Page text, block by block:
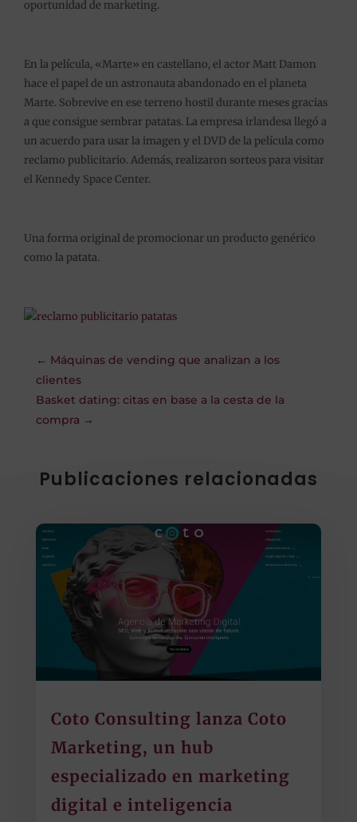
oportunidad de marketing.
En la película, «Marte» en castellano, el actor Matt Damon
hace el papel de un astronauta abandonado en el planeta
Marte. Sobrevive en ese terreno hostil durante meses gracias
a que consigue sembrar patatas. La empresa irlandesa llegó a
un acuerdo para usar la imagen y el DVD de la película como
reclamo publicitario. Además, realizaron sorteos para visitar
el Kennedy Space Center.
Una forma original de promocionar un producto genérico
como la patata.
← Máquinas de vending que analizan a los
clientes
Basket dating: citas en base a la cesta de la
compra →
Publicaciones relacionadas
Coto Consulting lanza Coto
Marketing, un hub
especializado en marketing
digital e inteligencia